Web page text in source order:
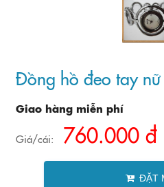
Đồng hồ đeo tay
Giao hàng miễn phí
Giá/cái: 760.000 đ
ĐẶT